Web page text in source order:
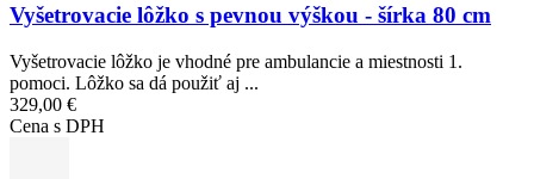
Vyšetrovacie lôžko s pevnou výškou - šírka 80 cm
Vyšetrovacie lôžko je vhodné pre ambulancie a miestnosti 1.
pomoci. Lôžko sa dá použiť aj ...
329,00 €
Cena s DPH